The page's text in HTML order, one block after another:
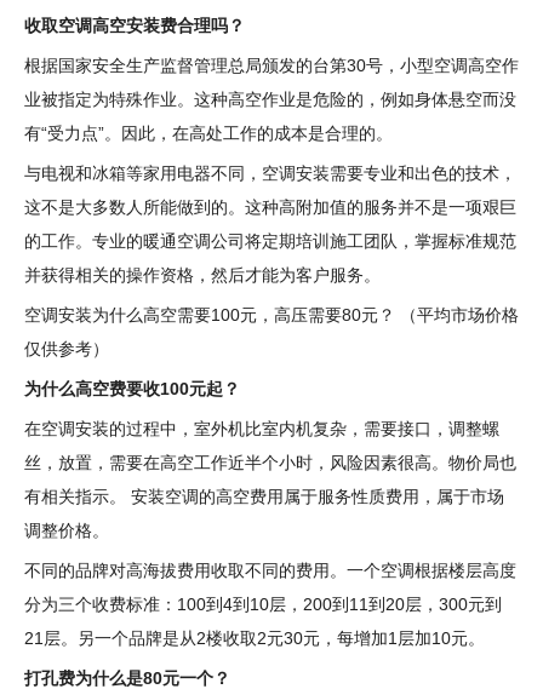
收取空调高空安装费合理吗？
根据国家安全生产监督管理总局颁发的台第30号，小型空调高空作
业被指定为特殊作业。这种高空作业是危险的，例如身体悬空而没
有“受力点”。因此，在高处工作的成本是合理的。
与电视和冰箱等家用电器不同，空调安装需要专业和出色的技术，
这不是大多数人所能做到的。这种高附加值的服务并不是一项艰巨
的工作。专业的暖通空调公司将定期培训施工团队，掌握标准规范
并获得相关的操作资格，然后才能为客户服务。
空调安装为什么高空需要100元，高压需要80元？ （平均市场价格
仅供参考）
为什么高空费要收100元起？
在空调安装的过程中，室外机比室内机复杂，需要接口，调整螺
丝，放置，需要在高空工作近半个小时，风险因素很高。物价局也
有相关指示。 安装空调的高空费用属于服务性质费用，属于市场
调整价格。
不同的品牌对高海拔费用收取不同的费用。一个空调根据楼层高度
分为三个收费标准：100到4到10层，200到11到20层，300元到
21层。另一个品牌是从2楼收取2元30元，每增加1层加10元。
打孔费为什么是80元一个？